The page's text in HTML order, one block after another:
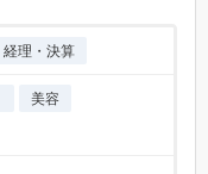
経理・決算
美容